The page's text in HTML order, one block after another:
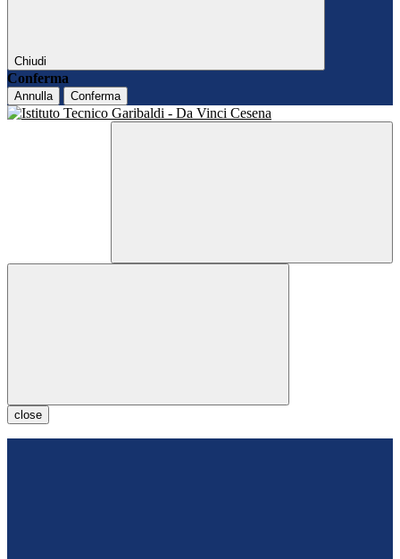
Chiudi
Conferma
Annulla Conferma
close